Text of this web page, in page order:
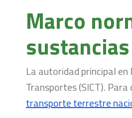
Marco
La autoridad principal
Transportes (SICT).
transporte terrestre